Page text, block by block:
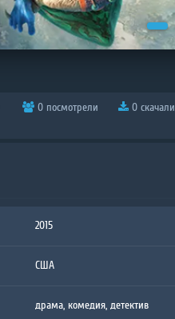
0 посмотрели 0 скачали
2015
США
драма, комедия, детектив